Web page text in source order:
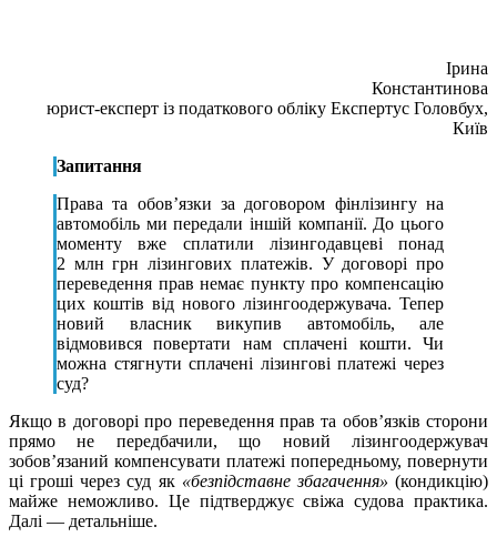
Ірина
Константинова
юрист-експерт із податкового обліку Експертус Головбух,
Київ
Запитання
Права та обов’язки за договором фінлізингу на
автомобіль ми передали іншій компанії. До цього
моменту вже сплатили лізингодавцеві понад
2 млн грн лізингових платежів. У договорі про
переведення прав немає пункту про компенсацію
цих коштів від нового лізингоодержувача. Тепер
новий власник викупив автомобіль, але
відмовився повертати нам сплачені кошти. Чи
можна стягнути сплачені лізингові платежі через
суд?
Якщо в договорі про переведення прав та обов’язків сторони
прямо не передбачили, що новий лізингоодержувач
зобов’язаний компенсувати платежі попередньому, повернути
ці гроші через суд як «безпідставне збагачення» (кондикцію)
майже неможливо. Це підтверджує свіжа судова практика.
Далі — детальніше.